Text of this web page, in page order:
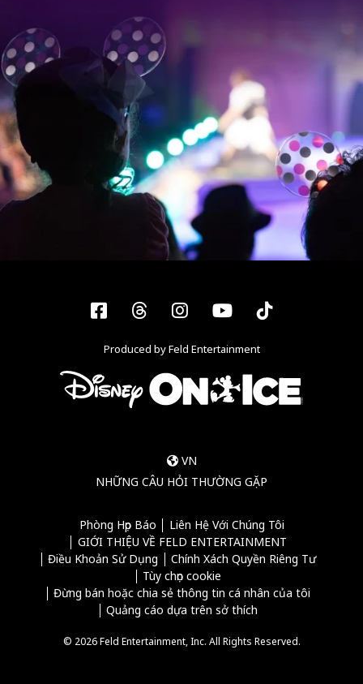
Facebook
ThreadsInstagram
YouTubeTiktok
Produced by Feld Entertainment
VN
NHỮNG CÂU HỎI THƯỜNG GẶP
Phòng Họp Báo
Liên Hệ Với Chúng Tôi
GIỚI THIỆU VỀ FELD ENTERTAINMENT
Điều Khoản Sử Dụng
Chính Xách Quyền Riêng Tư
Tùy chọn cookie
Đừng bán hoặc chia sẻ thông tin cá nhân của tôi
Quảng cáo dựa trên sở thích
© 2026 Feld Entertainment, Inc. All Rights Reserved.